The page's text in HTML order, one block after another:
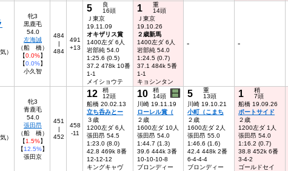
）
牝3
黒鹿毛
54.0
左海誠
（船 橋）
【0.0%】
【0.0%】
小久智
484
|
484
491
+13
5
良
16頭
Ｊ東京
19.11.09
オキザリス賞
1400左ダ 6人
岩部純 54.0
1:25.6 (0.5)
37.2 478k 10番
1-1
メイショウテ
1
重
14頭
Ｊ東京
19.10.26
２歳新馬
1400左ダ 6人
岩部純 54.0
1:24.5 (0.7)
37.1 484k 5番
1-1
キョシンタン
- -
）
牝3
青鹿毛
54.0
張田昂
（船 橋）
【1.5%】
【12.5%】
張田京
451
|
452
458
-11
12
稍
12頭
船橋 20.02.13
立ち呑みとー
３歳
1200左ダ 6人
張田昂 54.5
1:23.0 (8.0)
42.8 469k 8番
12-12-12
キングキャヴ
10
稍
14頭
川崎 19.11.19
ローレル賞（
２歳
1600左ダ 10人
張田昂 54.0
1:44.7 (1.3)
39.6 444k 3番
10-10-10-8
ブロンディー
5
重
13頭
川崎 19.10.21
小町（こまち
２歳
1600左ダ 2人
張田昂 55.0
1:46.6 (1.6)
42.4 448k 2番
6-4-4-4
ブロンディー
1
稍
7頭
船橋 19.09.26
ポートサイド
２歳
1200左ダ 1人
張田昂 54.0
1:16.2 (0.7)
38.8 452k 6番
3-4-2
ゴールドセイ